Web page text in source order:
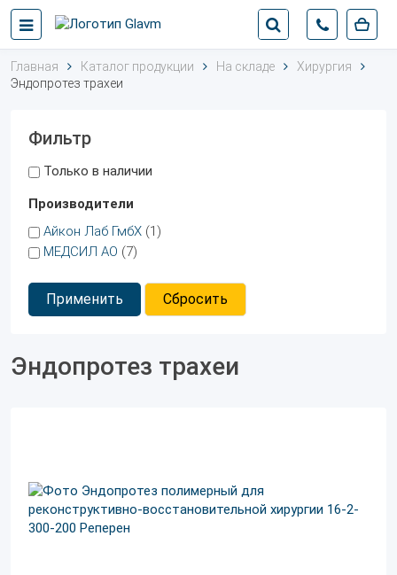
Главная Каталог продукции На складе
Хирургия
Эндопротез трахеи
Фильтр
Только в наличии
Производители
Айкон Лаб ГмбХ (1)
МЕДСИЛ АО (7)
Применить Сбросить
Эндопротез трахеи